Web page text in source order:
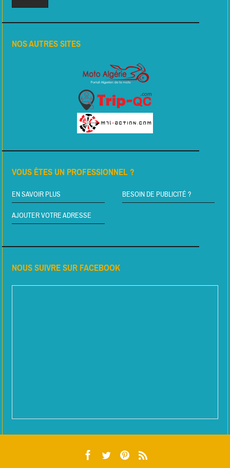
NOS AUTRES SITES
VOUS ÊTES UN PROFESSIONNEL ?
EN SAVOIR PLUS BESOIN DE PUBLICITÉ ?
AJOUTER VOTRE ADRESSE
NOUS SUIVRE SUR FACEBOOK